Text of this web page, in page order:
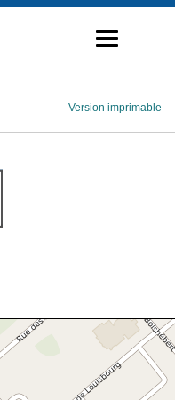
Version imprimable